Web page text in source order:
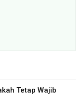
Tetap Wajib